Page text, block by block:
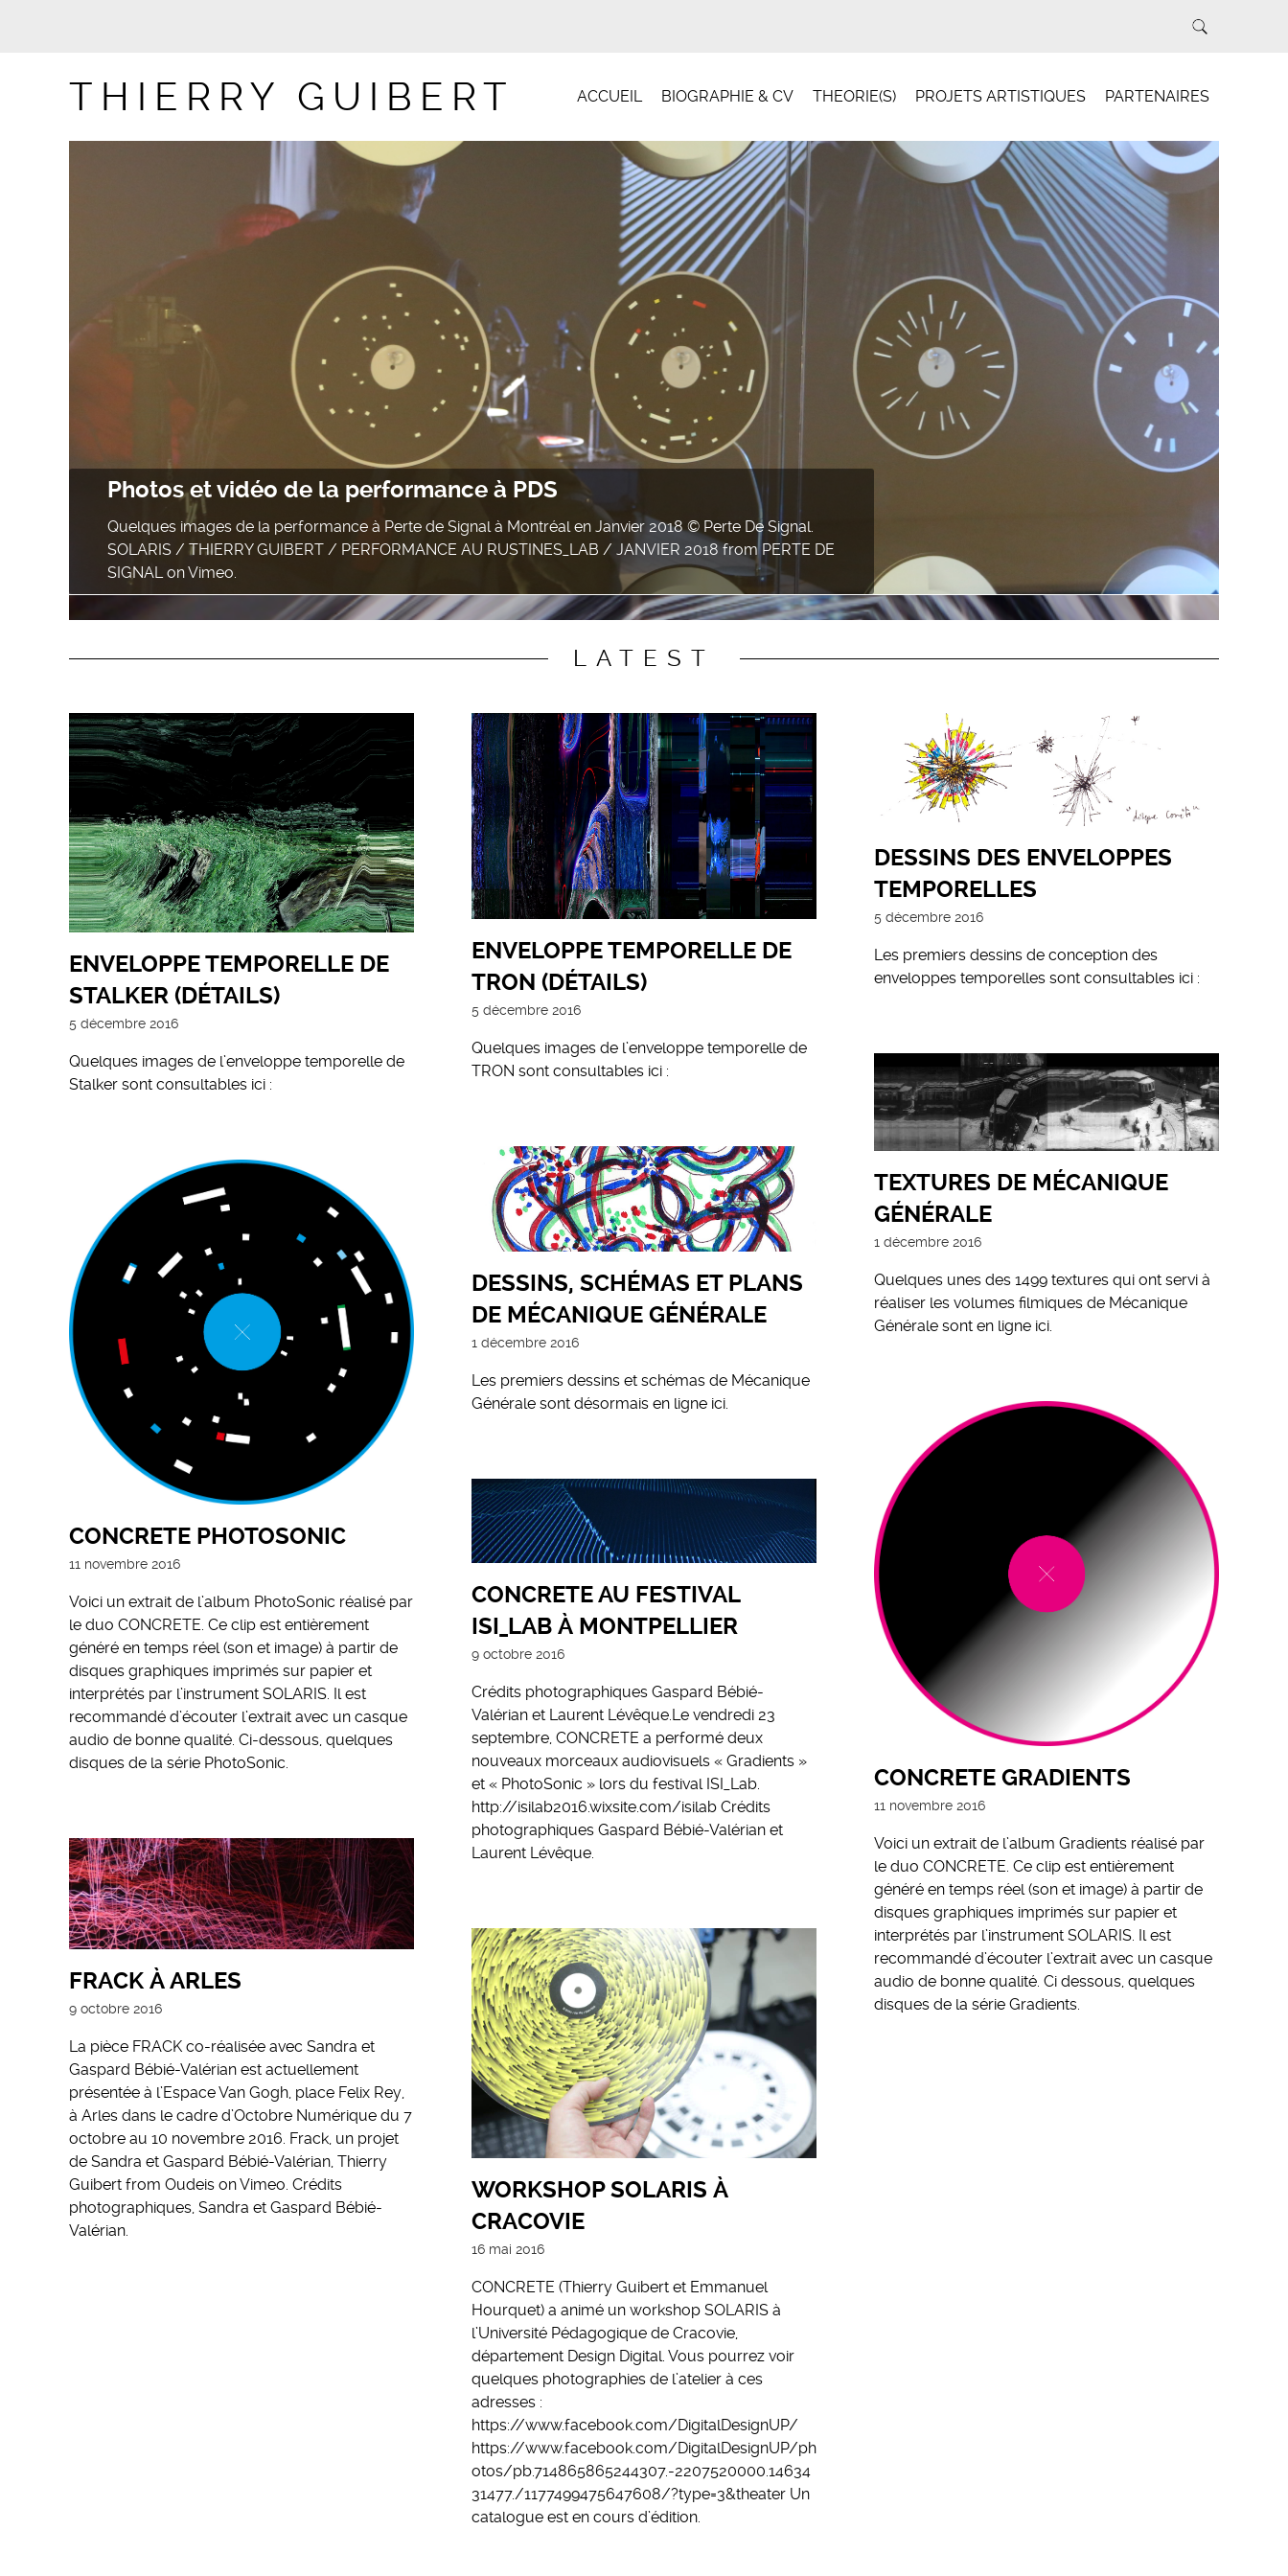
THIERRY GUIBERT ACCUEIL BIOGRAPHIE & CV THEORIE(S) PROJETS ARTISTIQUES PARTENAIRES
Photos et vidéo de la performance à PDS
Quelques images de la performance à Perte de Signal à Montréal en Janvier 2018 © Perte De Signal.
SOLARIS / THIERRY GUIBERT / PERFORMANCE AU RUSTINES_LAB / JANVIER 2018 from PERTE DE
SIGNAL on Vimeo.
LATEST
ENVELOPPE TEMPORELLE DE
STALKER (DÉTAILS)
5 décembre 2016
Quelques images de l’enveloppe temporelle de
Stalker sont consultables ici :
ENVELOPPE TEMPORELLE DE
TRON (DÉTAILS)
5 décembre 2016
Quelques images de l’enveloppe temporelle de
TRON sont consultables ici :
DESSINS DES ENVELOPPES
TEMPORELLES
5 décembre 2016
Les premiers dessins de conception des
enveloppes temporelles sont consultables ici :
TEXTURES DE MÉCANIQUE
GÉNÉRALE
1 décembre 2016
Quelques unes des 1499 textures qui ont servi à
réaliser les volumes filmiques de Mécanique
Générale sont en ligne ici.
DESSINS, SCHÉMAS ET PLANS
DE MÉCANIQUE GÉNÉRALE
1 décembre 2016
Les premiers dessins et schémas de Mécanique
Générale sont désormais en ligne ici.
CONCRETE PHOTOSONIC
11 novembre 2016
Voici un extrait de l’album PhotoSonic réalisé par
le duo CONCRETE. Ce clip est entièrement
généré en temps réel (son et image) à partir de
disques graphiques imprimés sur papier et
interprétés par l’instrument SOLARIS. Il est
recommandé d’écouter l’extrait avec un casque
audio de bonne qualité. Ci-dessous, quelques
disques de la série PhotoSonic.
CONCRETE GRADIENTS
11 novembre 2016
Voici un extrait de l’album Gradients réalisé par
le duo CONCRETE. Ce clip est entièrement
généré en temps réel (son et image) à partir de
disques graphiques imprimés sur papier et
interprétés par l’instrument SOLARIS. Il est
recommandé d’écouter l’extrait avec un casque
audio de bonne qualité. Ci dessous, quelques
disques de la série Gradients.
CONCRETE AU FESTIVAL
ISI_LAB À MONTPELLIER
9 octobre 2016
Crédits photographiques Gaspard Bébié-
Valérian et Laurent Lévêque.Le vendredi 23
septembre, CONCRETE a performé deux
nouveaux morceaux audiovisuels « Gradients »
et « PhotoSonic » lors du festival ISI_Lab.
http://isilab2016.wixsite.com/isilab Crédits
photographiques Gaspard Bébié-Valérian et
Laurent Lévêque.
FRACK À ARLES
9 octobre 2016
La pièce FRACK co-réalisée avec Sandra et
Gaspard Bébié-Valérian est actuellement
présentée à l’Espace Van Gogh, place Felix Rey,
à Arles dans le cadre d’Octobre Numérique du 7
octobre au 10 novembre 2016. Frack, un projet
de Sandra et Gaspard Bébié-Valérian, Thierry
Guibert from Oudeis on Vimeo. Crédits
photographiques, Sandra et Gaspard Bébié-
Valérian.
WORKSHOP SOLARIS À
CRACOVIE
16 mai 2016
CONCRETE (Thierry Guibert et Emmanuel
Hourquet) a animé un workshop SOLARIS à
l’Université Pédagogique de Cracovie,
département Design Digital. Vous pourrez voir
quelques photographies de l’atelier à ces
adresses :
https://www.facebook.com/DigitalDesignUP/
https://www.facebook.com/DigitalDesignUP/ph
otos/pb.714865865244307.-2207520000.14634
31477./1177499475647608/?type=3&theater Un
catalogue est en cours d’édition.